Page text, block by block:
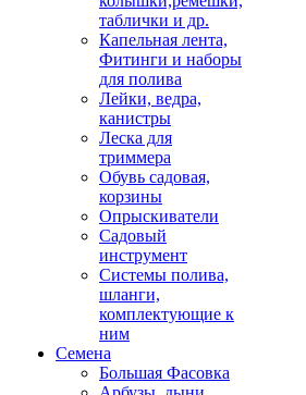
таблички и др.
Капельная лента,
Фитинги и наборы
для полива
Лейки, ведра,
канистры
Леска для
триммера
Обувь садовая,
корзины
Опрыскиватели
Садовый
инструмент
Системы полива,
шланги,
комплектующие к
ним
Семена
Большая Фасовка